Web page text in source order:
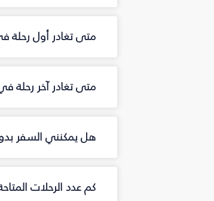
متى تغادر أول رحلة
متى تغادر آخر رحلة
هل يمكنني السفر
كم عدد الرحلات